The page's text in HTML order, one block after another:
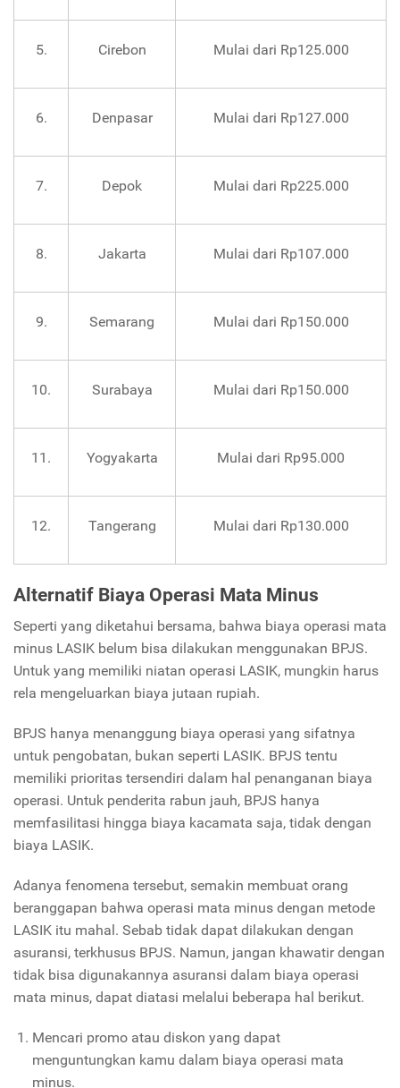
5. Cirebon Mulai dari Rp125.000
6. Denpasar Mulai dari Rp127.000
7. Depok Mulai dari Rp225.000
8. Jakarta Mulai dari Rp107.000
9. Semarang Mulai dari Rp150.000
10. Surabaya Mulai dari Rp150.000
11. Yogyakarta Mulai dari Rp95.000
12. Tangerang Mulai dari Rp130.000
Alternatif Biaya Operasi Mata Minus
Seperti yang diketahui bersama, bahwa biaya operasi mata
minus LASIK belum bisa dilakukan menggunakan BPJS.
Untuk yang memiliki niatan operasi LASIK, mungkin harus
rela mengeluarkan biaya jutaan rupiah.
BPJS hanya menanggung biaya operasi yang sifatnya
untuk pengobatan, bukan seperti LASIK. BPJS tentu
memiliki prioritas tersendiri dalam hal penanganan biaya
operasi. Untuk penderita rabun jauh, BPJS hanya
memfasilitasi hingga biaya kacamata saja, tidak dengan
biaya LASIK.
Adanya fenomena tersebut, semakin membuat orang
beranggapan bahwa operasi mata minus dengan metode
LASIK itu mahal. Sebab tidak dapat dilakukan dengan
asuransi, terkhusus BPJS. Namun, jangan khawatir dengan
tidak bisa digunakannya asuransi dalam biaya operasi
mata minus, dapat diatasi melalui beberapa hal berikut.
Mencari promo atau diskon yang dapat
menguntungkan kamu dalam biaya operasi mata
minus.